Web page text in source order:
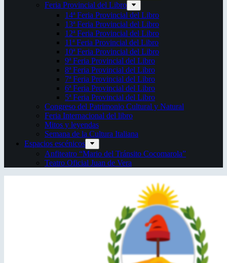
Feria Provincial del Libro
14ª Feria Provincial del Libro
13ª Feria Provincial del Libro
12ª Feria Provincial del Libro
11ª Feria Provincial del Libro
10ª Feria Provincial del Libro
9ª Feria Provincial del Libro
8ª Feria Provincial del Libro
7ª Feria Provincial del Libro
6ª Feria Provincial del Libro
5ª Feria Provincial del Libro
Congreso del Patrimonio Cultural y Natural
Feria Internacional del libro
Mitos y leyendas
Semana de la Cultura Italiana
Espacios escénicos
Anfiteatro “Mario del Tránsito Cocomarola”
Teatro Oficial Juan de Vera